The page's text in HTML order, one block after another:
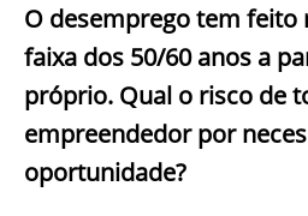
O desemprego tem feito
faixa dos 50/60 anos a
próprio. Qual o risco de
empreendedor por
oportunidade?